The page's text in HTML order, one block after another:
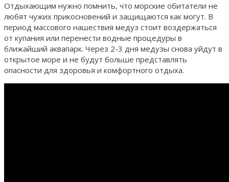
Отдыхающим нужно помнить, что морские обитатели не
любят чужих прикосновений и защищаются как могут. В
период массового нашествия медуз стоит воздержаться
от купания или перенести водные процедуры в
ближайший аквапарк. Через 2-3 дня медузы снова уйдут в
открытое море и не будут больше представлять
опасности для здоровья и комфортного отдыха.